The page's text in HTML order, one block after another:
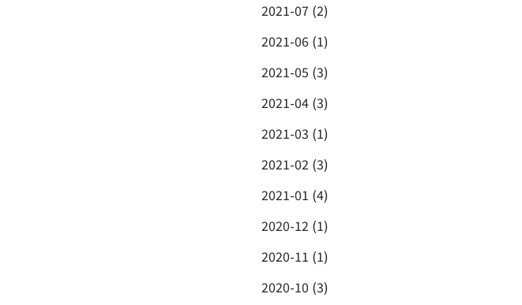
2021-07 (2)
2021-06 (1)
2021-05 (3)
2021-04 (3)
2021-03 (1)
2021-02 (3)
2021-01 (4)
2020-12 (1)
2020-11 (1)
2020-10 (3)